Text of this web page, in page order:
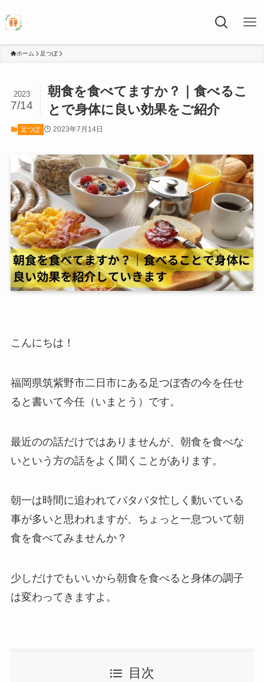
ホーム 足つぼ
朝食を食べてますか？｜食べるこ
とで身体に良い効果をご紹介
2023
7/14
足つぼ 2023年7月14日
こんにちは！
福岡県筑紫野市二日市にある足つぼ杏の今を任せ
ると書いて今任（いまとう）です。
最近のの話だけではありませんが、朝食を食べな
いという方の話をよく聞くことがあります。
朝一は時間に追われてバタバタ忙しく動いている
事が多いと思われますが、ちょっと一息ついて朝
食を食べてみませんか？
少しだけでもいいから朝食を食べると身体の調子
は変わってきますよ。
目次